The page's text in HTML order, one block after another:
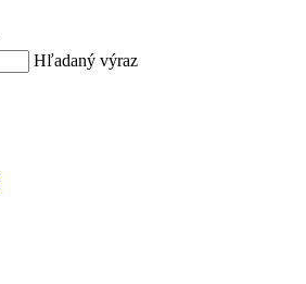
Hľadaný výraz